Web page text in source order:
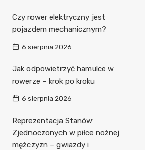
Czy rower elektryczny jest
pojazdem mechanicznym?
6 sierpnia 2026
Jak odpowietrzyć hamulce w
rowerze – krok po kroku
6 sierpnia 2026
Reprezentacja Stanów
Zjednoczonych w piłce nożnej
mężczyzn – gwiazdy i